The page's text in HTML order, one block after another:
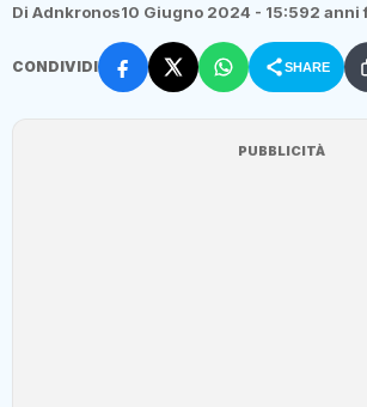
Di Adnkronos10 Giugno 2024 - 15:592 anni
CONDIVIDI SHARE
PUBBLICITÀ